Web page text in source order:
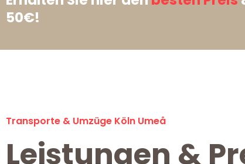
50€!
Transporte & Umzüge Köln Umeå
Leistungen &